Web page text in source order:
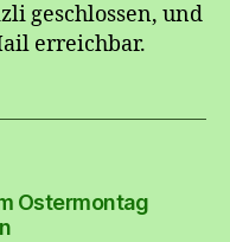
geschlossen, und
erreichbar.
Ostermontag